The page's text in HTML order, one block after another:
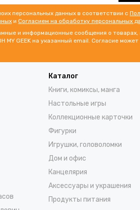
персональных данных в соответствии с
и Согласием на обработку персональных
и информационные сообщения о товарах,
MY GEEK на указанный email. Согласие
Каталог
Книги, комиксы, манга
Настольные игры
Коллекционные карточки
Фигурки
Игрушки, головоломки
Дом и офис
Канцелярия
Аксессуары и украшения
Продукты питания